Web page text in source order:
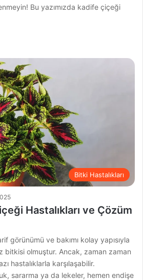
Bu yazımızda kadife çiçeği
Bitki Hastalıkları
Hastalıkları ve Çözüm
görünümü ve bakımı kolay yapısıyla
bitkisi olmuştur. Ancak, zaman zaman
hastalıklarla karşılaşabilir.
sararma ya da lekeler, hemen endişe